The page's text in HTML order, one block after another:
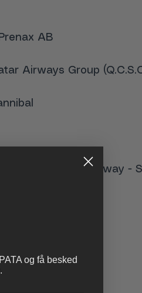
AB
Airways Group
Denmark – Norway -
og få besked